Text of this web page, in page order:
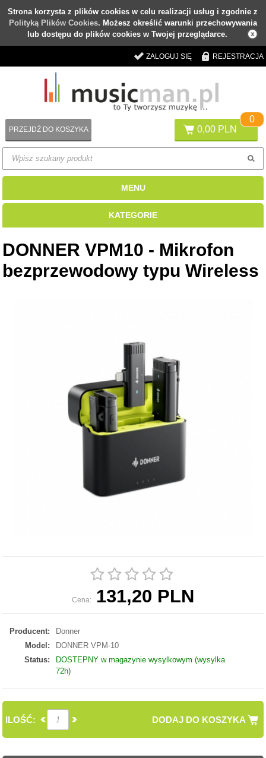
Strona korzysta z plików cookies w celu realizacji usług i zgodnie z
Polityką Plików Cookies. Możesz określić warunki przechowywania
lub dostępu do plików cookies w Twojej przeglądarce.
ZALOGUJ SIĘ REJESTRACJA
0,00 PLN
0
PRZEJDŹ DO KOSZYKA
MENU
KATEGORIE
DONNER VPM10 - Mikrofon
bezprzewodowy typu Wireless
Cena: 131,20 PLN
Producent:
Donner
Model:
DONNER VPM-10
Status:
DOSTEPNY w magazynie wysylkowym (wysylka
72h)
DODAJ DO KOSZYKA
ILOŚĆ: